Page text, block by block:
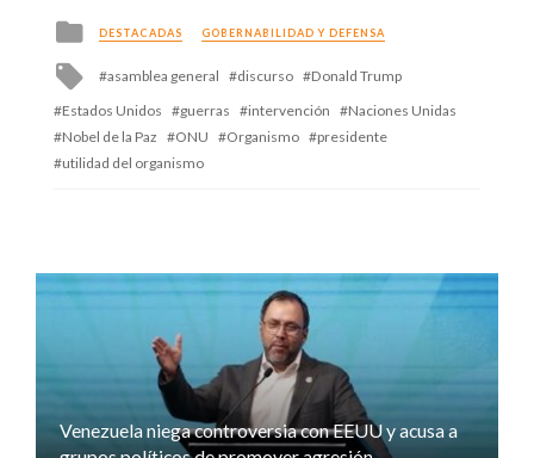
Posted
in
DESTACADAS GOBERNABILIDAD Y DEFENSA
Tagged
with
asamblea general discurso
Donald Trump
Estados Unidos
guerras intervención
Naciones Unidas
Nobel de la Paz
ONU Organismo
presidente
utilidad del organismo
Venezuela niega controversia con EEUU y acusa a